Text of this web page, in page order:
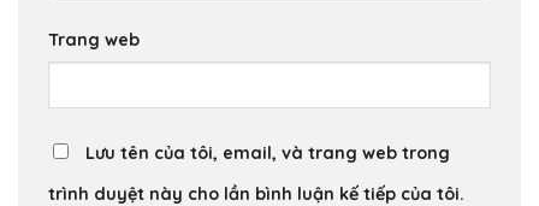
Trang web
Lưu tên của tôi, email, và trang web trong
trình duyệt này cho lần bình luận kế tiếp của tôi.